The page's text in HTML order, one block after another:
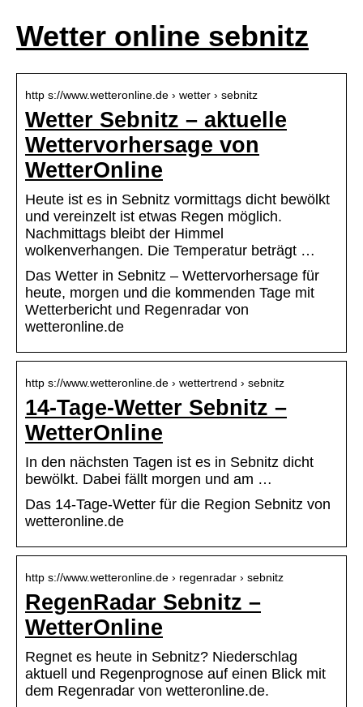
Wetter online sebnitz
http s://www.wetteronline.de › wetter › sebnitz
Wetter Sebnitz – aktuelle
Wettervorhersage von
WetterOnline
Heute ist es in Sebnitz vormittags dicht bewölkt
und vereinzelt ist etwas Regen möglich.
Nachmittags bleibt der Himmel
wolkenverhangen. Die Temperatur beträgt …
Das Wetter in Sebnitz – Wettervorhersage für
heute, morgen und die kommenden Tage mit
Wetterbericht und Regenradar von
wetteronline.de
http s://www.wetteronline.de › wettertrend › sebnitz
14-Tage-Wetter Sebnitz –
WetterOnline
In den nächsten Tagen ist es in Sebnitz dicht
bewölkt. Dabei fällt morgen und am …
Das 14-Tage-Wetter für die Region Sebnitz von
wetteronline.de
http s://www.wetteronline.de › regenradar › sebnitz
RegenRadar Sebnitz –
WetterOnline
Regnet es heute in Sebnitz? Niederschlag
aktuell und Regenprognose auf einen Blick mit
dem Regenradar von wetteronline.de.